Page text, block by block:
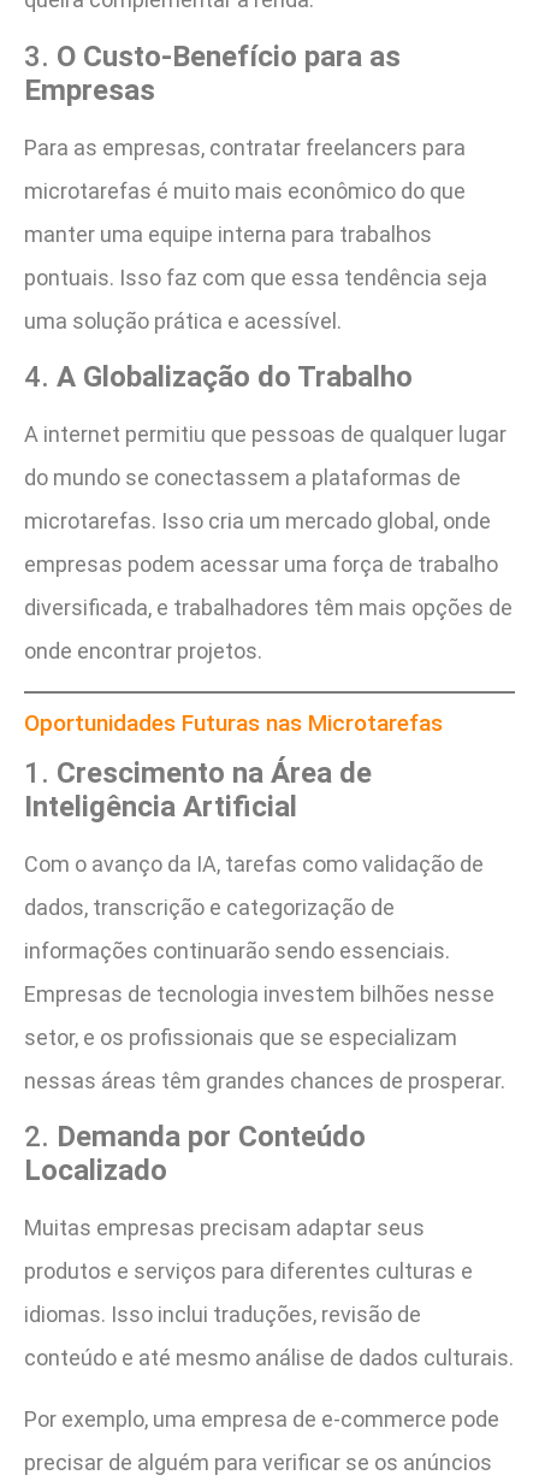
3. O Custo-Benefício para as
Empresas
Para as empresas, contratar freelancers para
microtarefas é muito mais econômico do que
manter uma equipe interna para trabalhos
pontuais. Isso faz com que essa tendência seja
uma solução prática e acessível.
4. A Globalização do Trabalho
A internet permitiu que pessoas de qualquer lugar
do mundo se conectassem a plataformas de
microtarefas. Isso cria um mercado global, onde
empresas podem acessar uma força de trabalho
diversificada, e trabalhadores têm mais opções de
onde encontrar projetos.
Oportunidades Futuras nas Microtarefas
1. Crescimento na Área de
Inteligência Artificial
Com o avanço da IA, tarefas como validação de
dados, transcrição e categorização de
informações continuarão sendo essenciais.
Empresas de tecnologia investem bilhões nesse
setor, e os profissionais que se especializam
nessas áreas têm grandes chances de prosperar.
2. Demanda por Conteúdo
Localizado
Muitas empresas precisam adaptar seus
produtos e serviços para diferentes culturas e
idiomas. Isso inclui traduções, revisão de
conteúdo e até mesmo análise de dados culturais.
Por exemplo, uma empresa de e-commerce pode
precisar de alguém para verificar se os anúncios